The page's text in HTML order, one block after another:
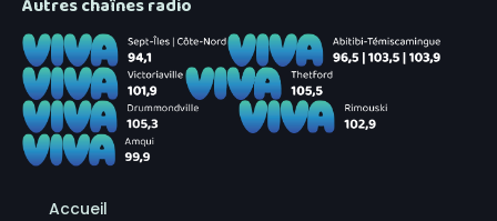
Autres chaînes radio
Accueil